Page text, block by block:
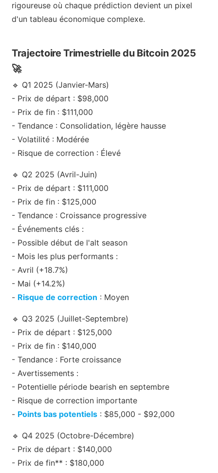
rigoureuse où chaque prédiction devient un pixel
d'un tableau économique complexe.
Trajectoire Trimestrielle du Bitcoin 2025
🚀
🔹 Q1 2025 (Janvier-Mars)
- Prix de départ : $98,000
- Prix de fin : $111,000
- Tendance : Consolidation, légère hausse
- Volatilité : Modérée
- Risque de correction : Élevé
🔹 Q2 2025 (Avril-Juin)
- Prix de départ : $111,000
- Prix de fin : $125,000
- Tendance : Croissance progressive
- Événements clés :
- Possible début de l'alt season
- Mois les plus performants :
- Avril (+18.7%)
- Mai (+14.2%)
- Risque de correction : Moyen
🔹 Q3 2025 (Juillet-Septembre)
- Prix de départ : $125,000
- Prix de fin : $140,000
- Tendance : Forte croissance
- Avertissements :
- Potentielle période bearish en septembre
- Risque de correction importante
- Points bas potentiels : $85,000 - $92,000
🔹 Q4 2025 (Octobre-Décembre)
- Prix de départ : $140,000
- Prix de fin** : $180,000